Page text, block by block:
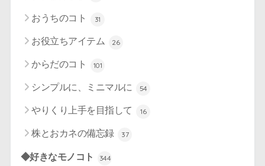
おうちのコト 31
お役立ちアイテム 26
からだのコト 101
シンプルに、ミニマルに 54
やりくり上手を目指して 16
株とおカネの備忘録 37
◆好きなモノコト 344